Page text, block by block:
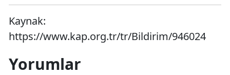
Kaynak:
https://www.kap.org.tr/tr/Bildirim/946024
Yorumlar